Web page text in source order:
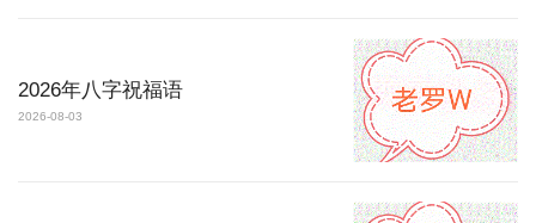
2026年八字祝福语
2026-08-03